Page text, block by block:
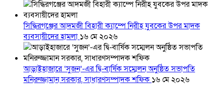
সিদ্ধিরগঞ্জের আদমজী বিহারী ক্যাম্পে নিরীহ যুবকের উপর মাদক
ব্যবসায়ীদের হামলা ১৬ মে ২০২৬
আড়াইহাজারে ‘সুজন’-এর দ্বি-বার্ষিক সম্মেলন অনুষ্ঠিত সভাপতি
মনিরুজ্জামান সরকার, সাধারণসম্পাদক শফিক ১৬ মে ২০২৬